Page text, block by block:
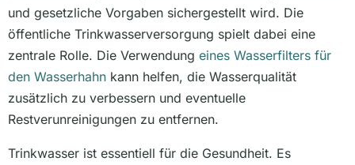
und gesetzliche Vorgaben sichergestellt wird. Die
öffentliche Trinkwasserversorgung spielt dabei eine
zentrale Rolle. Die Verwendung eines Wasserfilters für
den Wasserhahn kann helfen, die Wasserqualität
zusätzlich zu verbessern und eventuelle
Restverunreinigungen zu entfernen.
Trinkwasser ist essentiell für die Gesundheit. Es